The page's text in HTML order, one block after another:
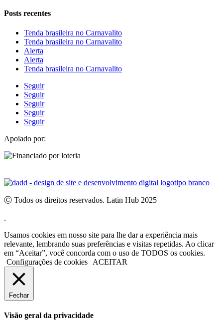
Posts recentes
Tenda brasileira no Carnavalito
Tenda brasileira no Carnavalito
Alerta
Alerta
Tenda brasileira no Carnavalito
Seguir
Seguir
Seguir
Seguir
Seguir
Apoiado por:
Ⓒ Todos os direitos reservados. Latin Hub 2025
.
Usamos cookies em nosso site para lhe dar a experiência mais
relevante, lembrando suas preferências e visitas repetidas. Ao clicar
em “Aceitar”, você concorda com o uso de TODOS os cookies.
Configurações de cookies
ACEITAR
Fechar
Visão geral da privacidade